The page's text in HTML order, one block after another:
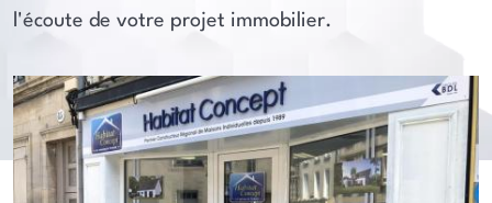
l'écoute de votre projet immobilier.